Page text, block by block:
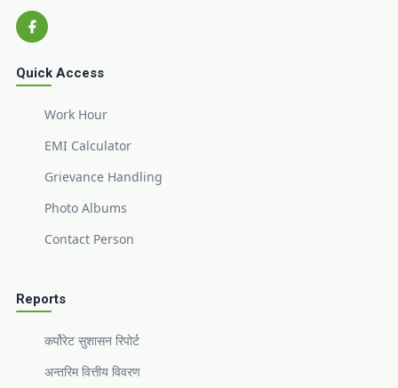
Quick Access
Work Hour
EMI Calculator
Grievance Handling
Photo Albums
Contact Person
Reports
कर्पोरेट सुशासन रिपोर्ट
अन्तरिम वित्तीय विवरण